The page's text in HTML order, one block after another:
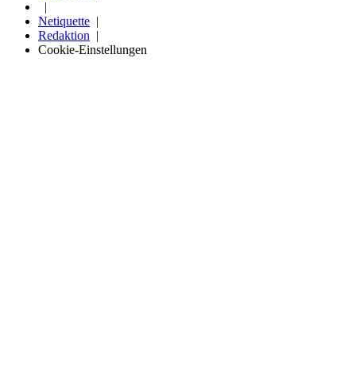
Netiquette
Redaktion
Cookie-Einstellungen